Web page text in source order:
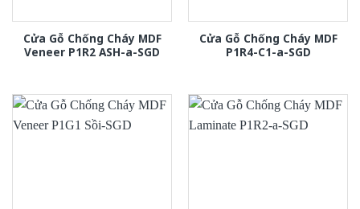
Cửa Gỗ Chống Cháy MDF
Veneer P1R2 ASH-a-SGD
Cửa Gỗ Chống Cháy MDF
P1R4-C1-a-SGD